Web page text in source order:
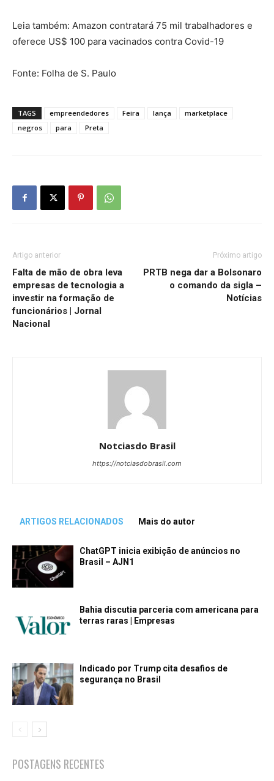
Leia também: Amazon contratará 75 mil trabalhadores e
oferece US$ 100 para vacinados contra Covid-19
Fonte: Folha de S. Paulo
TAGS empreendedores Feira lança
marketplace
negros
para Preta
Artigo anterior
Falta de mão de obra leva
empresas de tecnologia a
investir na formação de
funcionários | Jornal
Nacional
Próximo artigo
PRTB nega dar a Bolsonaro
o comando da sigla –
Notícias
Notciasdo Brasil
https://notciasdobrasil.com
ARTIGOS RELACIONADOS Mais do autor
ChatGPT inicia exibição de anúncios no
Brasil – AJN1
Bahia discutia parceria com americana para
terras raras | Empresas
Indicado por Trump cita desafios de
segurança no Brasil
POSTAGENS RECENTES